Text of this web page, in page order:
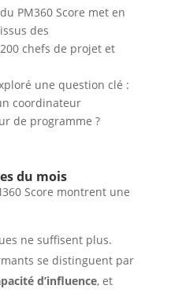
PM360 Score met en
des
chefs de projet et
une question clé :
coordinateur
de programme ?
du mois
Score montrent une
ne suffisent plus.
se distinguent par
d’influence, et